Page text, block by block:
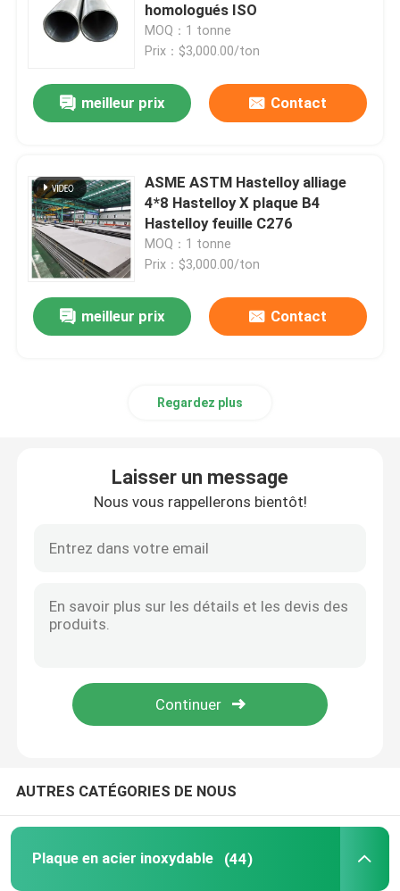
Produits
homologués ISO
MOQ：1 tonne
Prix：$3,000.00/ton
meilleur prix Contact
ASME ASTM Hastelloy alliage
4*8 Hastelloy X plaque B4
Hastelloy feuille C276
MOQ：1 tonne
Prix：$3,000.00/ton
meilleur prix Contact
Regardez plus
Laisser un message
Nous vous rappellerons bientôt!
AUTRES CATÉGORIES DE NOUS
Plaque en acier inoxydable (44)